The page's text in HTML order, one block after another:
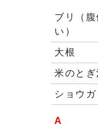
ブリ（
い）
大根
米のと
ショウガ
A